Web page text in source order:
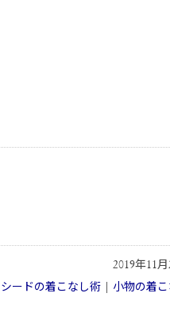
2019年11月
ードの着こなし術
小物の着こ